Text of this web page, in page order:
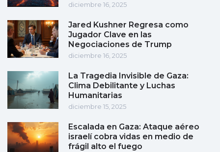
diciembre 16, 2025
Jared Kushner Regresa como
Jugador Clave en las
Negociaciones de Trump
diciembre 16, 2025
La Tragedia Invisible de Gaza:
Clima Debilitante y Luchas
Humanitarias
diciembre 15, 2025
Escalada en Gaza: Ataque aéreo
israelí cobra vidas en medio de
frágil alto el fuego